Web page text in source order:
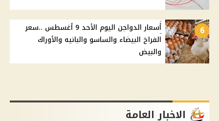
6
أسعار الدواجن اليوم الأحد 9 أغسطس ..سعر
الفراخ البيضاء والساسو والبانيه والأوراك
والبيض
الاخبار العامة